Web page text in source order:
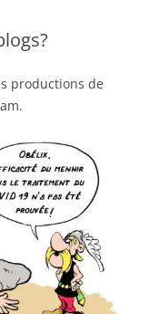
productions de